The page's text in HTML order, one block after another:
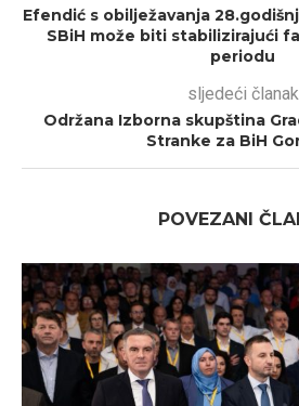
Efendić s obilježavanja
SBiH može biti stabilizirajući
periodu
sljedeći članak
Održana Izborna skupština
Stranke za BiH
POVEZANI